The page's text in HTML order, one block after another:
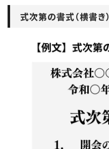
式次第の書式（横書き）